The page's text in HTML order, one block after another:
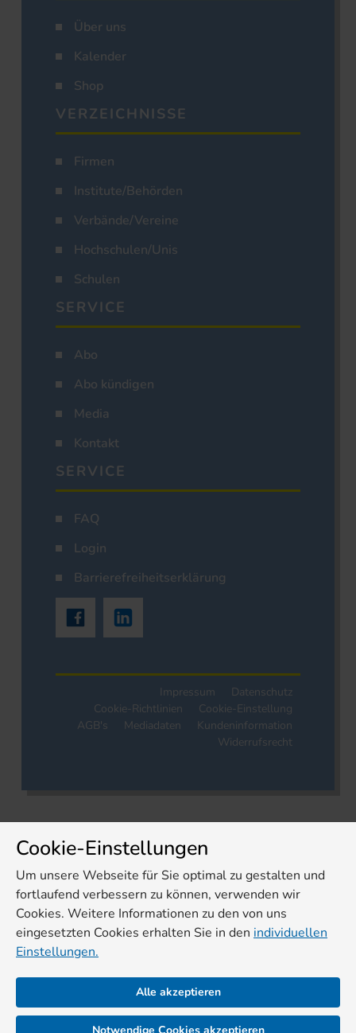
Über uns
Kalender
Shop
VERZEICHNISSE
Firmen
Institute/Behörden
Verbände/Vereine
Hochschulen/Unis
Schulen
SERVICE
Abo
Abo kündigen
Media
Kontakt
SERVICE
FAQ
Login
Barrierefreiheitserklärung
Impressum
Datenschutz
Cookie-Richtlinien
Cookie-Einstellung
AGB's
Mediadaten
Kundeninformation
Widerrufsrecht
Cookie-Einstellungen
Um unsere Webseite für Sie optimal zu gestalten und
fortlaufend verbessern zu können, verwenden wir
Cookies. Weitere Informationen zu den von uns
eingesetzten Cookies erhalten Sie in den individuellen
Einstellungen.
Alle akzeptieren